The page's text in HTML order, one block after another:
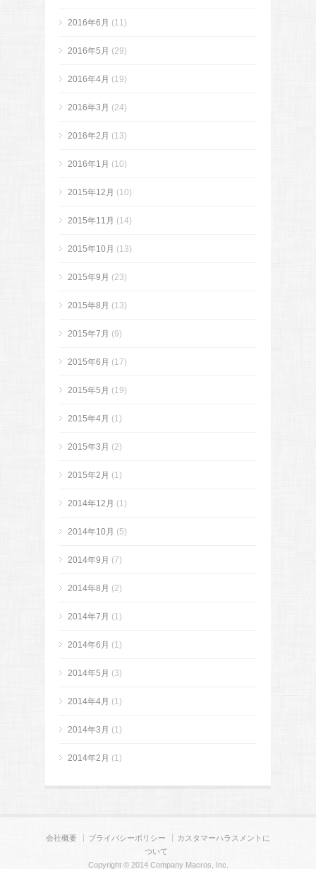
2016年6月 (11)
2016年5月 (29)
2016年4月 (19)
2016年3月 (24)
2016年2月 (13)
2016年1月 (10)
2015年12月 (10)
2015年11月 (14)
2015年10月 (13)
2015年9月 (23)
2015年8月 (13)
2015年7月 (9)
2015年6月 (17)
2015年5月 (19)
2015年4月 (1)
2015年3月 (2)
2015年2月 (1)
2014年12月 (1)
2014年10月 (5)
2014年9月 (7)
2014年8月 (2)
2014年7月 (1)
2014年6月 (1)
2014年5月 (3)
2014年4月 (1)
2014年3月 (1)
2014年2月 (1)
会社概要 プライバシーポリシー
カスタマーハラスメントに
ついて
Copyright © 2014 Company Macros, Inc.